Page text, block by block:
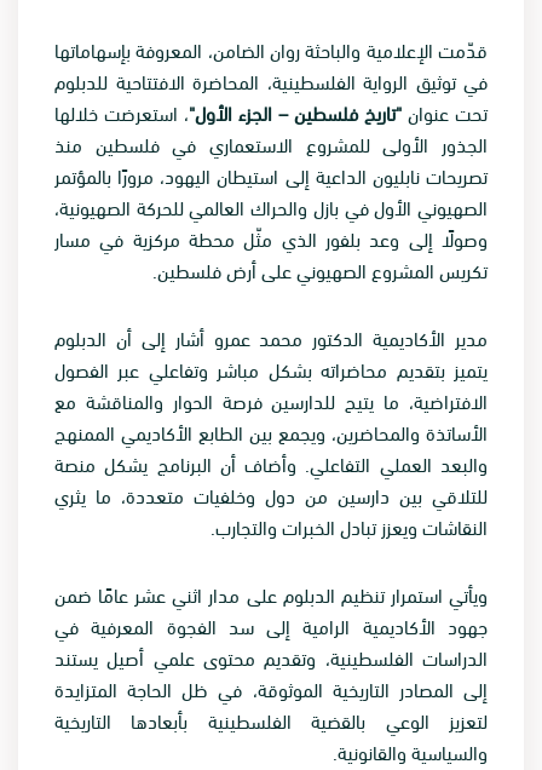
قدّمت الإعلامية والباحثة روان الضامن، المعروفة بإسهاماتها
في توثيق الرواية الفلسطينية، المحاضرة الافتتاحية للدبلوم
تحت عنوان"تاريخ فلسطين – الجزء الأول"، استعرضت خلالها
الجذور الأولى للمشروع الاستعماري في فلسطين منذ
تصريحات نابليون الداعية إلى استيطان اليهود، مرورًا بالمؤتمر
الصهيوني الأول في بازل والحراك العالمي للحركة الصهيونية،
وصولًا إلى وعد بلفور الذي مثّل محطة مركزية في مسار
تكريس المشروع الصهيوني على أرض فلسطين.
مدير الأكاديمية الدكتور محمد عمرو أشار إلى أن الدبلوم
يتميز بتقديم محاضراته بشكل مباشر وتفاعلي عبر الفصول
الافتراضية، ما يتيح للدارسين فرصة الحوار والمناقشة مع
الأساتذة والمحاضرين، ويجمع بين الطابع الأكاديمي الممنهج
والبعد العملي التفاعلي. وأضاف أن البرنامج يشكل منصة
للتلاقي بين دارسين من دول وخلفيات متعددة، ما يثري
النقاشات ويعزز تبادل الخبرات والتجارب.
ويأتي استمرار تنظيم الدبلوم على مدار اثني عشر عامًا ضمن
جهود الأكاديمية الرامية إلى سد الفجوة المعرفية في
الدراسات الفلسطينية، وتقديم محتوى علمي أصيل يستند
إلى المصادر التاريخية الموثوقة، في ظل الحاجة المتزايدة
لتعزيز الوعي بالقضية الفلسطينية بأبعادها التاريخية
والسياسية والقانونية.